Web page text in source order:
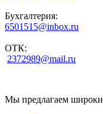
Бухгалтерия:
6501515@inbox.ru
ОТК:
2372989@mail.ru
Мы предлагаем